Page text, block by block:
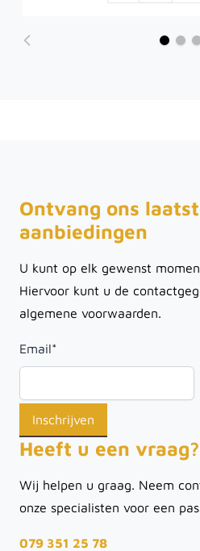
Ontvang ons
aanbiedingen
U kunt op elk gewenst
Hiervoor kunt u de
algemene voorwaarden.
Email*
Heeft u een vraag?
Wij helpen u graag. Neem
onze specialisten voor een
079 351 25 78